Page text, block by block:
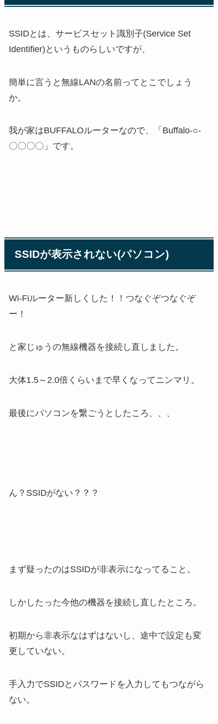
SSIDとは、サービスセット識別子(Service Set
Identifier)というものらしいですが、
簡単に言うと無線LANの名前ってとこでしょう
か。
我が家はBUFFALOルーターなので、「Buffalo-○-
〇〇〇〇」です。
SSIDが表示されない(パソコン)
Wi-Fiルーター新しくした！！つなぐぞつなぐぞ
ー！
と家じゅうの無線機器を接続し直しました。
大体1.5～2.0倍くらいまで早くなってニンマリ。
最後にパソコンを繋ごうとしたころ、、、
ん？SSIDがない？？？
まず疑ったのはSSIDが非表示になってること。
しかしたった今他の機器を接続し直したところ。
初期から非表示なはずはないし、途中で設定も変
更していない。
手入力でSSIDとパスワードを入力してもつながら
ない。